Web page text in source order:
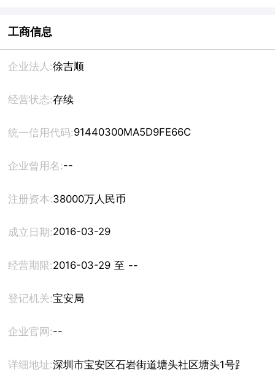
工商信息
企业法人:徐吉顺
经营状态:存续
统一信用代码:91440300MA5D9FE66C
企业曾用名:--
注册资本:38000万人民币
成立日期:2016-03-29
经营期限: 2016-03-29 至 --
登记机关:宝安局
企业官网:--
详细地址:深圳市宝安区石岩街道塘头社区塘头1号路8号